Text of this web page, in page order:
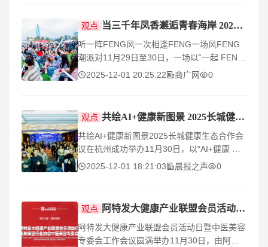
观点 当三千年凤香邂逅青春海岸 2025 西凤酒海岸音乐派对书写品牌年轻化新章
听一阵FENG风一次相逢FENG一场风FENG
潮派对11月29日至30日，一场以“一起 FENG
乐享凤”为主题的2025西凤酒海岸 音乐派对在
2025-12-01 20:25:22 商广网 0
观点 共绘AI+健康新图景 2025长城健康生态合作会议在杭州成功举办
共绘AI+健康新图景2025长城健康生态合作会
议在杭州成功举办11月30日，以“AI+健康 跨
界融合赢未来”为主题的2025长城健康生态合
2025-12-01 18:21:03 晨报之声 0
观点 ​阿特发大健康产业联盟会员活动日暨中医美容专委会 工作会议圆满举办
阿特发大健康产业联盟会员活动日暨中医美容
专委会工作会议圆满举办11月30日，由阿特